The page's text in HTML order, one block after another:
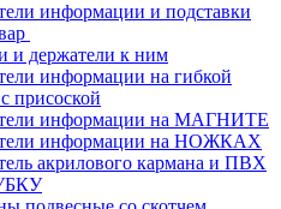
информации и подставки
и держатели к ним
информации на гибкой
присоской
информации на МАГНИТЕ
информации на НОЖКАХ
акрилового кармана и ПВХ